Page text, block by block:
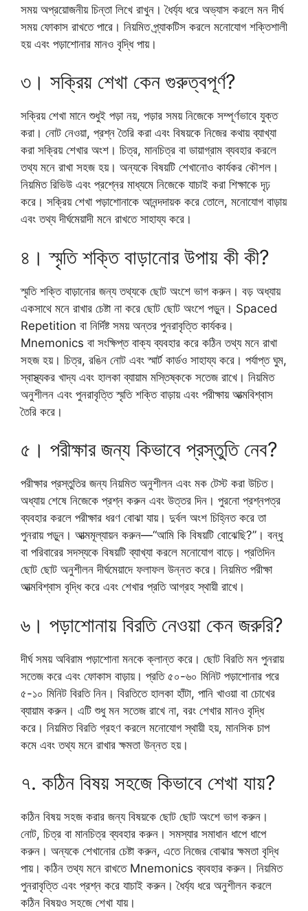
সময় অপ্রয়োজনীয় চিন্তা লিখে রাখুন। ধৈর্য্য ধরে অভ্যাস করলে মন দীর্ঘ
সময় ফোকাস রাখতে পারে। নিয়মিত প্র্যাকটিস করলে মনোযোগ শক্তিশালী
হয় এবং পড়াশোনার মানও বৃদ্ধি পায়।
৩। সক্রিয় শেখা কেন গুরুত্বপূর্ণ?
সক্রিয় শেখা মানে শুধুই পড়া নয়, পড়ার সময় নিজেকে সম্পূর্ণভাবে যুক্ত
করা। নোট নেওয়া, প্রশ্ন তৈরি করা এবং বিষয়কে নিজের কথায় ব্যাখ্যা
করা সক্রিয় শেখার অংশ। চিত্র, মানচিত্র বা ডায়াগ্রাম ব্যবহার করলে
তথ্য মনে রাখা সহজ হয়। অন্যকে বিষয়টি শেখানোও কার্যকর কৌশল।
নিয়মিত রিভিউ এবং প্রশ্নের মাধ্যমে নিজেকে যাচাই করা শিক্ষাকে দৃঢ়
করে। সক্রিয় শেখা পড়াশোনাকে আনন্দদায়ক করে তোলে, মনোযোগ বাড়ায়
এবং তথ্য দীর্ঘমেয়াদী মনে রাখতে সাহায্য করে।
৪। স্মৃতি শক্তি বাড়ানোর উপায় কী কী?
স্মৃতি শক্তি বাড়ানোর জন্য তথ্যকে ছোট অংশে ভাগ করুন। বড় অধ্যায়
একসাথে মনে রাখার চেষ্টা না করে ছোট ছোট অংশে পড়ুন। Spaced
Repetition বা নির্দিষ্ট সময় অন্তর পুনরাবৃত্তি কার্যকর।
Mnemonics বা সংক্ষিপ্ত বাক্য ব্যবহার করে কঠিন তথ্য মনে রাখা
সহজ হয়। চিত্র, রঙিন নোট এবং স্মার্ট কার্ডও সাহায্য করে। পর্যাপ্ত ঘুম,
স্বাস্থ্যকর খাদ্য এবং হালকা ব্যায়াম মস্তিষ্ককে সতেজ রাখে। নিয়মিত
অনুশীলন এবং পুনরাবৃত্তি স্মৃতি শক্তি বাড়ায় এবং পরীক্ষায় আত্মবিশ্বাস
তৈরি করে।
৫। পরীক্ষার জন্য কিভাবে প্রস্তুতি নেব?
পরীক্ষার প্রস্তুতির জন্য নিয়মিত অনুশীলন এবং মক টেস্ট করা উচিত।
অধ্যায় শেষে নিজেকে প্রশ্ন করুন এবং উত্তর দিন। পুরনো প্রশ্নপত্র
ব্যবহার করলে পরীক্ষার ধরণ বোঝা যায়। দুর্বল অংশ চিহ্নিত করে তা
পুনরায় পড়ুন। আত্মমূল্যায়ন করুন—“আমি কি বিষয়টি বোঝেছি?”। বন্ধু
বা পরিবারের সদস্যকে বিষয়টি ব্যাখ্যা করলে মনোযোগ বাড়ে। প্রতিদিন
ছোট ছোট অনুশীলন দীর্ঘমেয়াদে ফলাফল উন্নত করে। নিয়মিত পরীক্ষা
আত্মবিশ্বাস বৃদ্ধি করে এবং শেখার প্রতি আগ্রহ স্থায়ী রাখে।
৬। পড়াশোনায় বিরতি নেওয়া কেন জরুরি?
দীর্ঘ সময় অবিরাম পড়াশোনা মনকে ক্লান্ত করে। ছোট বিরতি মন পুনরায়
সতেজ করে এবং ফোকাস বাড়ায়। প্রতি ৫০-৬০ মিনিট পড়াশোনার পরে
৫-১০ মিনিট বিরতি নিন। বিরতিতে হালকা হাঁটা, পানি খাওয়া বা চোখের
ব্যায়াম করুন। এটি শুধু মন সতেজ রাখে না, বরং শেখার মানও বৃদ্ধি
করে। নিয়মিত বিরতি গ্রহণ করলে মনোযোগ স্থায়ী হয়, মানসিক চাপ
কমে এবং তথ্য মনে রাখার ক্ষমতা উন্নত হয়।
৭. কঠিন বিষয় সহজে কিভাবে শেখা যায়?
কঠিন বিষয় সহজ করার জন্য বিষয়কে ছোট ছোট অংশে ভাগ করুন।
নোট, চিত্র বা মানচিত্র ব্যবহার করুন। সমস্যার সমাধান ধাপে ধাপে
করুন। অন্যকে শেখানোর চেষ্টা করুন, এতে নিজের বোঝার ক্ষমতা বৃদ্ধি
পায়। কঠিন তথ্য মনে রাখতে Mnemonics ব্যবহার করুন। নিয়মিত
পুনরাবৃত্তি এবং প্রশ্ন করে যাচাই করুন। ধৈর্য্য ধরে অনুশীলন করলে
কঠিন বিষয়ও সহজে শেখা যায়।